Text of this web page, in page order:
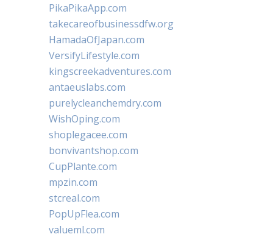
PikaPikaApp.com
takecareofbusinessdfw.org
HamadaOfJapan.com
VersifyLifestyle.com
kingscreekadventures.com
antaeuslabs.com
purelycleanchemdry.com
WishOping.com
shoplegacee.com
bonvivantshop.com
CupPlante.com
mpzin.com
stcreal.com
PopUpFlea.com
valueml.com